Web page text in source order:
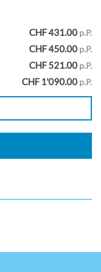
CHF 431.00 p.P.
CHF 450.00 p.P.
CHF 521.00 p.P.
CHF 1'090.00 p.P.